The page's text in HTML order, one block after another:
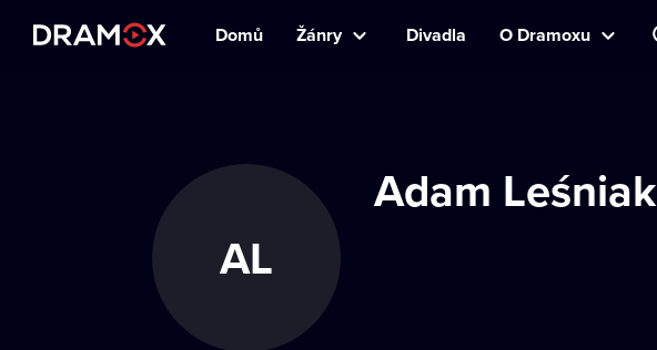
Domů Žánry Divadla O Dramoxu
AL
Adam Leśniak